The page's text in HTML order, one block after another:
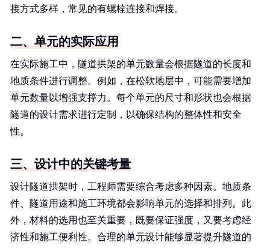
接方式多样，常见的有螺栓连接和焊接。
二、单元的实际应用
在实际施工中，隧道拱架的单元数量会根据隧道的长度和
地质条件进行调整。例如，在松软地层中，可能需要增加
单元数量以增强支撑力。每个单元的尺寸和形状也会根据
隧道的设计需求进行定制，以确保结构的整体性和安全
性。
三、设计中的关键考量
设计隧道拱架时，工程师需要综合考虑多种因素。地质条
件、隧道用途和施工环境都会影响单元的选择和排列。此
外，材料的选用也至关重要，既要保证强度，又要考虑经
济性和施工便利性。合理的单元设计能够显著提升隧道的